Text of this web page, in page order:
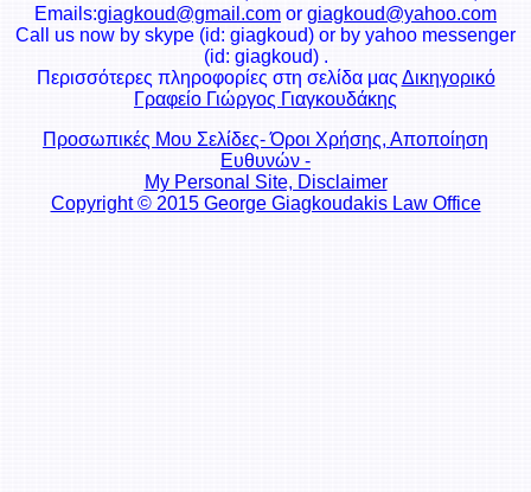
Emails:giagkoud@gmail.com or giagkoud@yahoo.com
Call us now by skype (id: giagkoud) or by yahoo messenger
(id: giagkoud) .
Περισσότερες πληροφορίες στη σελίδα μας Δικηγορικό
Γραφείο Γιώργος Γιαγκουδάκης
Προσωπικές Μου Σελίδες- Όροι Χρήσης, Αποποίηση
Ευθυνών -
My Personal Site, Disclaimer
Copyright © 2015 George Giagkoudakis Law Office